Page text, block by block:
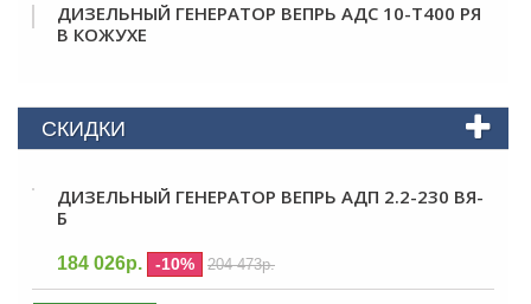
ДИЗЕЛЬНЫЙ ГЕНЕРАТОР ВЕПРЬ АДС 10-Т400 РЯ
В КОЖУХЕ
СКИДКИ
ДИЗЕЛЬНЫЙ ГЕНЕРАТОР ВЕПРЬ АДП 2.2-230 ВЯ-
Б
184 026р. -10% 204 473р.